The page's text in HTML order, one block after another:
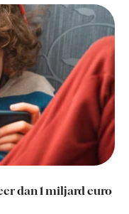
dan 1 miljard euro